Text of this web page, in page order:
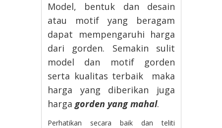
Model, bentuk dan desain
atau motif yang beragam
dapat mempengaruhi harga
dari gorden. Semakin sulit
model dan motif gorden
serta kualitas terbaik maka
harga yang diberikan juga
harga gorden yang mahal.
Perhatikan secara baik dan teliti